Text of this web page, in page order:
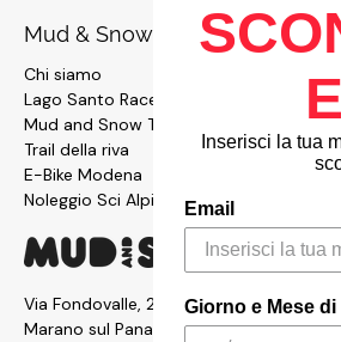
Mud & Snow
Chi siamo
Lago Santo Race
Mud and Snow Team
Trail della riva
E-Bike Modena
Noleggio Sci Alpinismo
Via Fondovalle, 2876, 41054
Marano sul Panaro MO
Inserisci la tua
Email
Giorno e Mese